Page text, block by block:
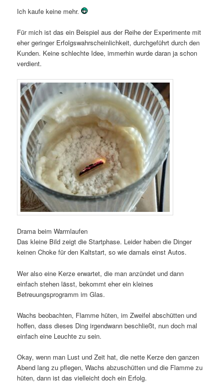
Ich kaufe keine mehr.
Für mich ist das ein Beispiel aus der Reihe der Experimente mit
eher geringer Erfolgswahrscheinlichkeit, durchgeführt durch den
Kunden. Keine schlechte Idee, immerhin wurde daran ja schon
verdient.
Drama beim Warmlaufen
Das kleine Bild zeigt die Startphase. Leider haben die Dinger
keinen Choke für den Kaltstart, so wie damals einst Autos.
Wer also eine Kerze erwartet, die man anzündet und dann
einfach stehen lässt, bekommt eher ein kleines
Betreuungsprogramm im Glas.
Wachs beobachten, Flamme hüten, im Zweifel abschütten und
hoffen, dass dieses Ding irgendwann beschließt, nun doch mal
einfach eine Leuchte zu sein.
Okay, wenn man Lust und Zeit hat, die nette Kerze den ganzen
Abend lang zu pflegen, Wachs abzuschütten und die Flamme zu
hüten, dann ist das vielleicht doch ein Erfolg.